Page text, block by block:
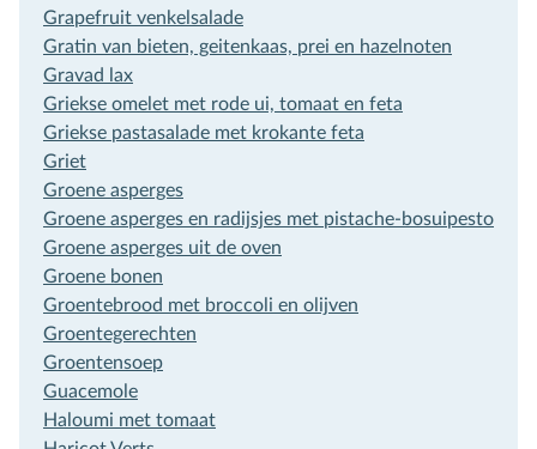
Grapefruit venkelsalade
Gratin van bieten, geitenkaas, prei en hazelnoten
Gravad lax
Griekse omelet met rode ui, tomaat en feta
Griekse pastasalade met krokante feta
Griet
Groene asperges
Groene asperges en radijsjes met pistache-bosuipesto
Groene asperges uit de oven
Groene bonen
Groentebrood met broccoli en olijven
Groentegerechten
Groentensoep
Guacemole
Haloumi met tomaat